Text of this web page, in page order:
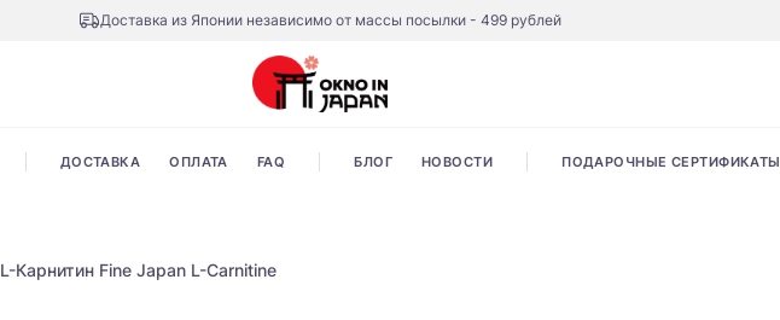
Доставка из Японии независимо от массы посылки - 499 рублей
ДОСТАВКА ОПЛАТА FAQ БЛОГ НОВОСТИ ПОДАРОЧНЫЕ СЕРТИФИКАТЫ
L-Карнитин Fine Japan L-Carnitine